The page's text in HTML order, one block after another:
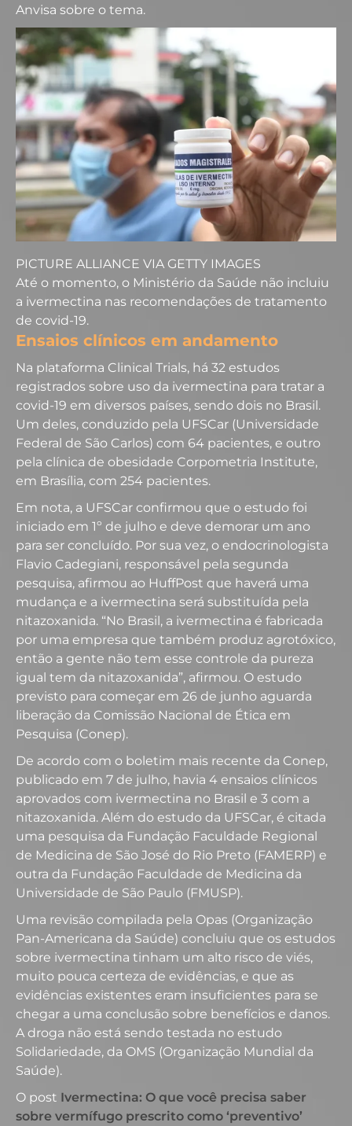
Anvisa sobre o tema.
PICTURE ALLIANCE VIA GETTY IMAGES
Até o momento, o Ministério da Saúde não incluiu
a ivermectina nas recomendações de tratamento
de covid-19.
Ensaios clínicos em andamento
Na plataforma Clinical Trials, há 32 estudos
registrados sobre uso da ivermectina para tratar a
covid-19 em diversos países, sendo dois no Brasil.
Um deles, conduzido pela UFSCar (Universidade
Federal de São Carlos) com 64 pacientes, e outro
pela clínica de obesidade Corpometria Institute,
em Brasília, com 254 pacientes.
Em nota, a UFSCar confirmou que o estudo foi
iniciado em 1º de julho e deve demorar um ano
para ser concluído. Por sua vez, o endocrinologista
Flavio Cadegiani, responsável pela segunda
pesquisa, afirmou ao HuffPost que haverá uma
mudança e a ivermectina será substituída pela
nitazoxanida. “No Brasil, a ivermectina é fabricada
por uma empresa que também produz agrotóxico,
então a gente não tem esse controle da pureza
igual tem da nitazoxanida”, afirmou. O estudo
previsto para começar em 26 de junho aguarda
liberação da Comissão Nacional de Ética em
Pesquisa (Conep).
De acordo com o boletim mais recente da Conep,
publicado em 7 de julho, havia 4 ensaios clínicos
aprovados com ivermectina no Brasil e 3 com a
nitazoxanida. Além do estudo da UFSCar, é citada
uma pesquisa da Fundação Faculdade Regional
de Medicina de São José do Rio Preto (FAMERP) e
outra da Fundação Faculdade de Medicina da
Universidade de São Paulo (FMUSP).
Uma revisão compilada pela Opas (Organização
Pan-Americana da Saúde) concluiu que os estudos
sobre ivermectina tinham um alto risco de viés,
muito pouca certeza de evidências, e que as
evidências existentes eram insuficientes para se
chegar a uma conclusão sobre benefícios e danos.
A droga não está sendo testada no estudo
Solidariedade, da OMS (Organização Mundial da
Saúde).
O post Ivermectina: O que você precisa saber
sobre vermífugo prescrito como ‘preventivo’